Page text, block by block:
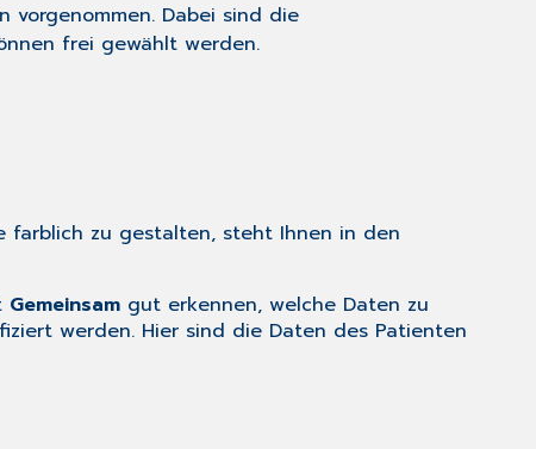
Dabei sind die
frei gewählt werden.
farblich zu gestalten, steht Ihnen in den
Gemeinsam gut erkennen, welche Daten zu
werden. Hier sind die Daten des Patienten